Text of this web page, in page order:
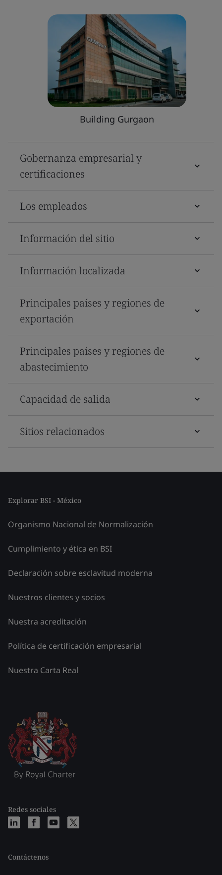
Building Gurgaon
Gobernanza empresarial y
certificaciones
Los empleados
Información del sitio
Información localizada
Principales países y regiones de
exportación
Principales países y regiones de
abastecimiento
Capacidad de salida
Sitios relacionados
Explorar BSI - México
Organismo Nacional de Normalización
Cumplimiento y ética en BSI
Declaración sobre esclavitud moderna
Nuestros clientes y socios
Nuestra acreditación
Política de certificación empresarial
Nuestra Carta Real
Redes sociales
Contáctenos